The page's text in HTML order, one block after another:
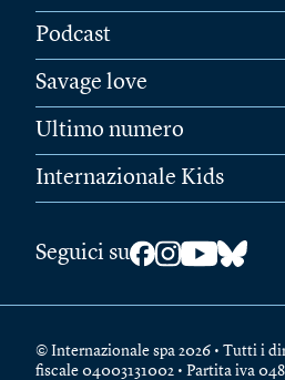
Podcast
Savage love
Ultimo numero
Internazionale Kids
Seguici su
© Internazionale spa 2026 • Tutti i
fiscale 04003131002 • Partita iva